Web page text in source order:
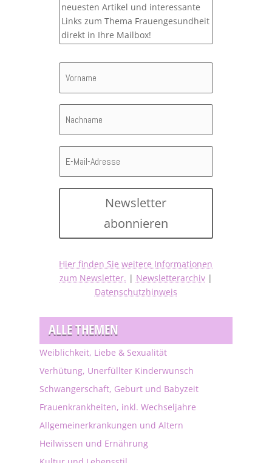
neuesten Artikel und interessante
Links zum Thema Frauengesundheit
direkt in Ihre Mailbox!
Newsletter
abonnieren
Hier finden Sie weitere Informationen
zum Newsletter. | Newsletterarchiv|
Datenschutzhinweis
ALLE THEMEN
Weiblichkeit, Liebe & Sexualität
Verhütung, Unerfüllter Kinderwunsch
Schwangerschaft, Geburt und Babyzeit
Frauenkrankheiten, inkl. Wechseljahre
Allgemeinerkrankungen und Altern
Heilwissen und Ernährung